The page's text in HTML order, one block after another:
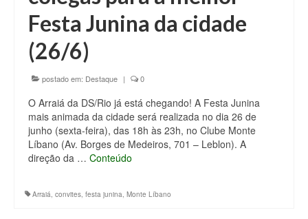
Festa Junina da cidade
(26/6)
postado em: Destaque | 0
O Arraiá da DS/Rio já está chegando! A Festa Junina
mais animada da cidade será realizada no dia 26 de
junho (sexta-feira), das 18h às 23h, no Clube Monte
Líbano (Av. Borges de Medeiros, 701 – Leblon). A
direção da … Conteúdo
Arraiá, convites, festa junina, Monte Líbano